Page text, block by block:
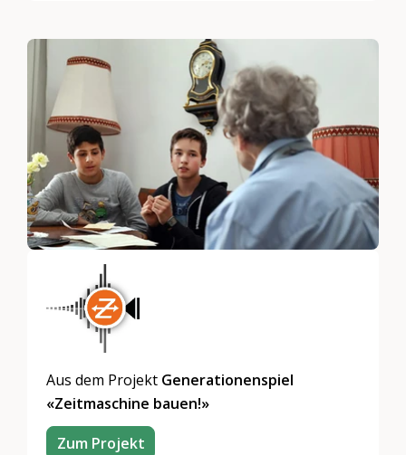
Aus dem Projekt Generationenspiel
«Zeitmaschine bauen!»
Zum Projekt